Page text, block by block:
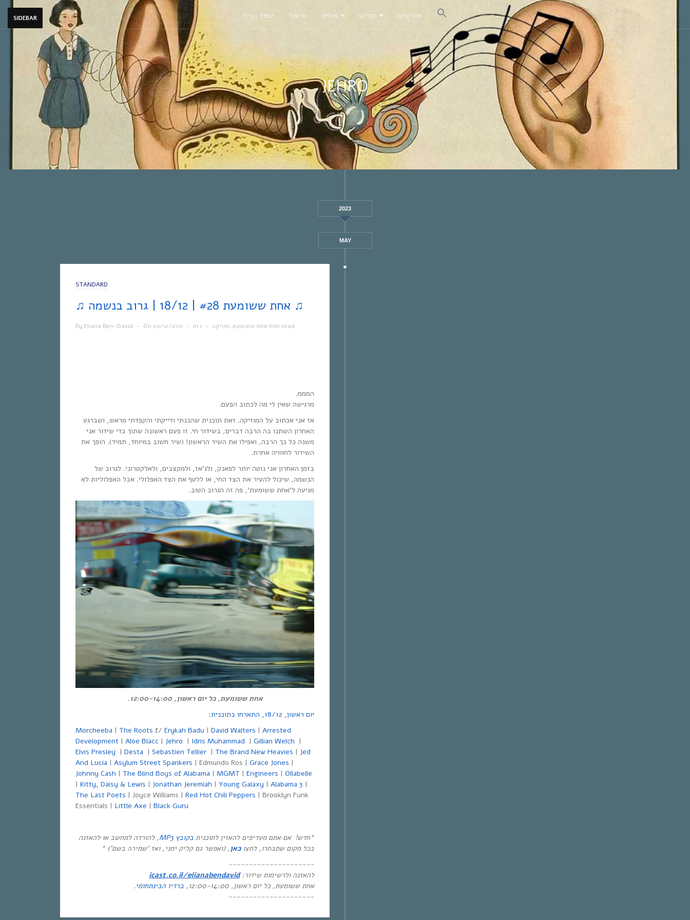
SIDEBAR עמוד הבית מי אני מילים מוזיקה פוליטיקה
JEHRO
2023
MAY
STANDARD
♫ אחת ששומעת #28 | 18/12 | גרוב בנשמה ♫
By Eliana Ben-David • On 20/12/2011 • In אחת ששומעת, מוזיקה • 1 min read
המממ.
מרגישה שאין לי מה לכתוב הפעם.
אז אני אכתוב על המוזיקה. זאת תוכנית שהכנתי ודייקתי והקפדתי מראש, ושברגע
האחרון השתנו בה הרבה דברים, בשידור חי. זו פעם ראשונה שתוך כדי שידור אני
משנה כל כך הרבה, ואפילו את השיר הראשון! (שיר חשוב במיוחד, תמיד). הופך את
השידור לחווויה אחרת.
בזמן האחרון אני נוטה יותר לפאנק, ולג’אז, ולמקצבים, ולאלקטרוני. לגרוב של
הנשמה, שיכול להעיר את הצד החי, או ללטף את הצד האפלולי. אבל האפלוליות לא
מגיעה ל’אחת ששומעת’, פה זה הגרוב הטוב.
אחת ששומעת, כל יום ראשון, 12:00-14:00.
יום ראשון, 18/12, התארחו בתוכנית:
Morcheeba | The Roots f/ Erykah Badu | David Walters | Arrested
Development | Aloe Blacc | Jehro | Idris Muhammad | Gillian Welch |
Elvis Presley | Desta | Sebastien Tellier | The Brand New Heavies | Jed
And Lucia | Asylum Street Spankers | Edmundo Ros | Grace Jones |
Johnny Cash | The Blind Boys of Alabama | MGMT | Engineers | Ollabelle
| Kitty, Daisy & Lewis | Jonathan Jeremiah | Young Galaxy | Alabama 3 |
The Last Poets | Joyce Williams | Red Hot Chili Peppers | Brooklyn Funk
Essentials | Little Axe | Black Guru
*חדש! אם אתם מעדיפים להאזין לתוכנית בקובץ MP3, להורדה למחשב או להאזנה
בכל מקום שתבחרו, לחצוכאן, (ואפשר גם קליק ימני, ואז ‘שמירה בשם’) *
~~~~~~~~~~~~~~~~~~~~~
להאזנה ולרשימות שידור:icast.co.il/elianabendavid
אחת ששומעת, כל יום ראשון, 12:00-14:00,
ברדיו הבינתחומי.
~~~~~~~~~~~~~~~~~~~~~